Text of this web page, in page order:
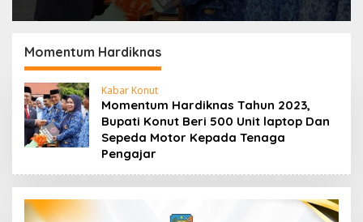
Momentum Hardiknas
Kabar Konut
Momentum Hardiknas Tahun 2023,
Bupati Konut Beri 500 Unit laptop Dan
Sepeda Motor Kepada Tenaga
Pengajar